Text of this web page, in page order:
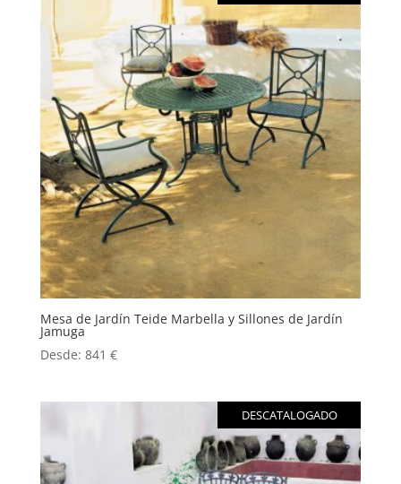
Mesa de Jardín Teide Marbella y Sillones de Jardín
Jamuga
Desde: 841 €
DESCATALOGADO